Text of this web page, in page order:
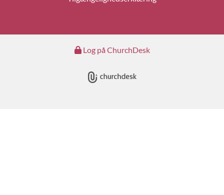
Log på ChurchDesk